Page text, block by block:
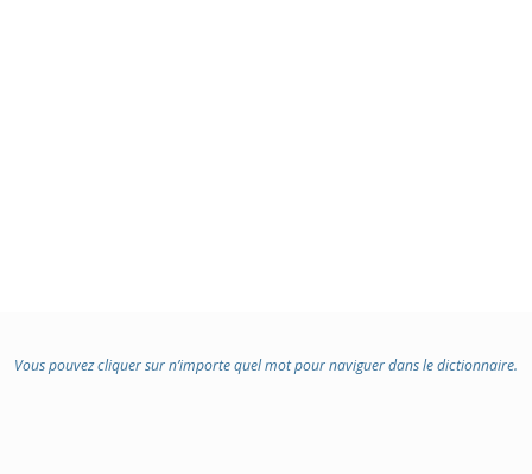
Vous pouvez cliquer sur n’importe quel mot pour naviguer dans le dictionnaire.